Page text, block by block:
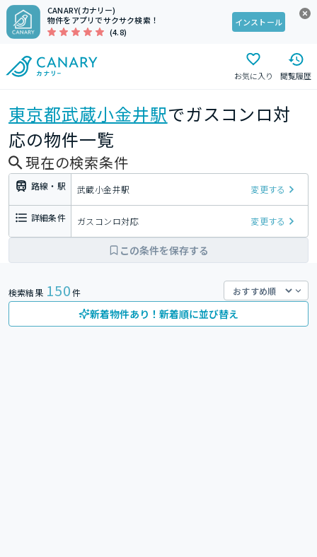
CANARY(カナリー)
物件をアプリでサクサク検索！
(4.8)
インストール
お気に入り 閲覧履歴
東京都武蔵小金井駅でガスコンロ対
応の物件一覧
現在の検索条件
路線・駅 武蔵小金井駅 変更する
詳細条件 ガスコンロ対応 変更する
この条件を保存する
検索結果 150件
新着物件あり！新着順に並び替え